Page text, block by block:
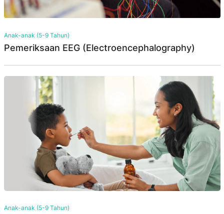
Anak-anak (5-9 Tahun)
Pemeriksaan EEG (Electroencephalography)
Anak-anak (5-9 Tahun)